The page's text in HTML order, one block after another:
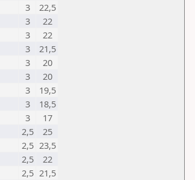
3
22,5
3
22
3
22
3
21,5
3
20
3
20
3
19,5
3
18,5
3
17
2,5
25
2,5 23,5
2,5
22
2,5 21,5